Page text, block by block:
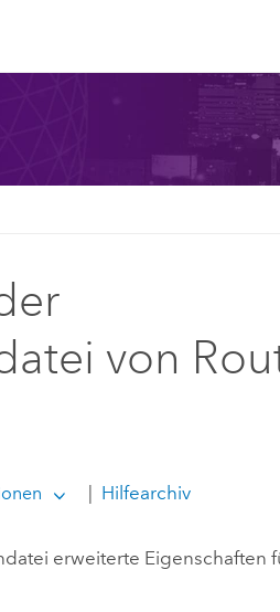
von
| Hilfearchiv
erweiterte Eigenschaften